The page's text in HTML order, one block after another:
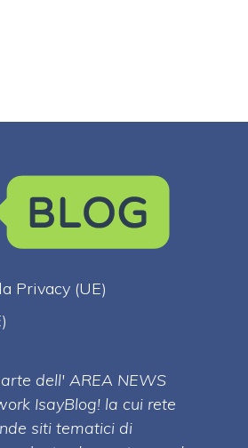
Privacy (UE)
dell' AREA NEWS
IsayBlog! la cui rete
siti tematici di